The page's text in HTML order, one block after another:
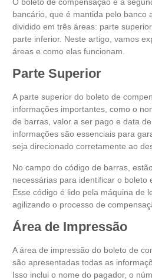
bancário, que é mantida pelo banco
dividido em três áreas: parte
parte inferior. Neste artigo, vamos
áreas e como elas funcionam.
Parte Superior
A parte superior do boleto de
informações importantes, como o
de barras, valor a ser pago e data
informações são essenciais para
seja direcionado corretamente ao
No campo do código de barras,
necessárias para identificar o boleto
Esse código é lido pela máquina de
agilizando o processo de
Área de Impressão
A área de impressão do boleto de
são apresentadas todas as
Isso inclui o nome do pagador, o